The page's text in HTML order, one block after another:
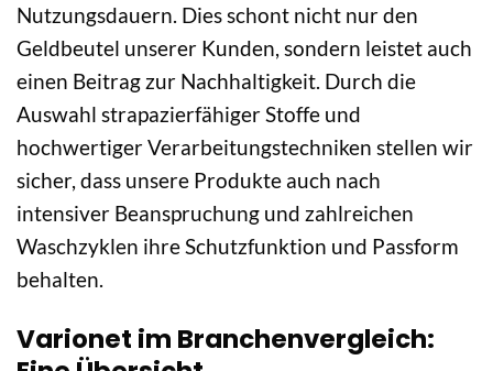
Nutzungsdauern. Dies schont nicht nur den
Geldbeutel unserer Kunden, sondern leistet auch
einen Beitrag zur Nachhaltigkeit. Durch die
Auswahl strapazierfähiger Stoffe und
hochwertiger Verarbeitungstechniken stellen wir
sicher, dass unsere Produkte auch nach
intensiver Beanspruchung und zahlreichen
Waschzyklen ihre Schutzfunktion und Passform
behalten.
Varionet im Branchenvergleich: